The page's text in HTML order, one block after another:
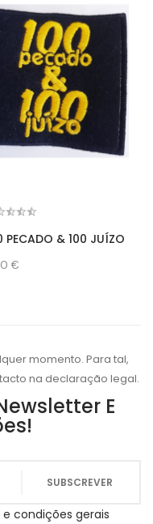
PECADO & 100 JUÍZO
€
momento. Para tal,
na declaração legal.
E
condições gerais